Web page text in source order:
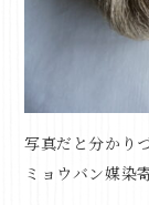
写真だと分かり
ミョウバン媒染